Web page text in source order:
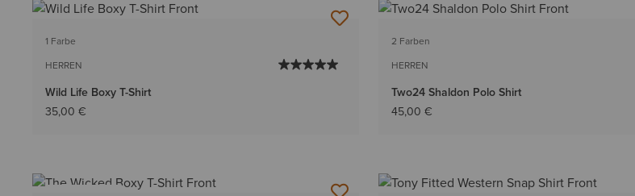
1 Farbe
HERREN
Wild Life Boxy T-Shirt
35,00 €
2 Farben
HERREN
Two24 Shaldon Polo Shirt
45,00 €